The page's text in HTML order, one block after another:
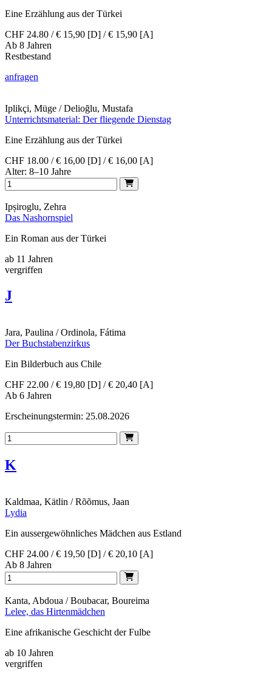
Eine Erzählung aus der Türkei
CHF 24.80 / € 15,90 [D] / € 15,90 [A]
Ab 8 Jahren
Restbestand
anfragen
Iplikçi, Müge / Delioğlu, Mustafa
Unterrichtsmaterial: Der fliegende Dienstag
Eine Erzählung aus der Türkei
CHF 18.00 / € 16,00 [D] / € 16,00 [A]
Alter: 8–10 Jahre
Ipșiroglu, Zehra
Das Nashornspiel
Ein Roman aus der Türkei
ab 11 Jahren
vergriffen
J
Jara, Paulina / Ordinola, Fátima
Der Buchstabenzirkus
Ein Bilderbuch aus Chile
CHF 22.00 / € 19,80 [D] / € 20,40 [A]
Ab 6 Jahren
Erscheinungstermin: 25.08.2026
K
Kaldmaa, Kätlin / Rõõmus, Jaan
Lydia
Ein aussergewöhnliches Mädchen aus Estland
CHF 24.00 / € 19,50 [D] / € 20,10 [A]
Ab 8 Jahren
Kanta, Abdoua / Boubacar, Boureima
Lelee, das Hirtenmädchen
Eine afrikanische Geschicht der Fulbe
ab 10 Jahren
vergriffen